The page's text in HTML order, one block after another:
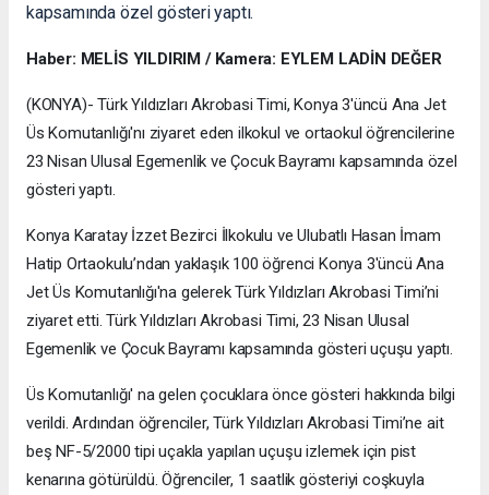
kapsamında özel gösteri yaptı.
Haber: MELİS YILDIRIM / Kamera: EYLEM LADİN DEĞER
(KONYA)- Türk Yıldızları Akrobasi Timi, Konya 3'üncü Ana Jet
Üs Komutanlığı'nı ziyaret eden ilkokul ve ortaokul öğrencilerine
23 Nisan Ulusal Egemenlik ve Çocuk Bayramı kapsamında özel
gösteri yaptı.
Konya Karatay İzzet Bezirci İlkokulu ve Ulubatlı Hasan İmam
Hatip Ortaokulu’ndan yaklaşık 100 öğrenci Konya 3'üncü Ana
Jet Üs Komutanlığı'na gelerek Türk Yıldızları Akrobasi Timi’ni
ziyaret etti. Türk Yıldızları Akrobasi Timi, 23 Nisan Ulusal
Egemenlik ve Çocuk Bayramı kapsamında gösteri uçuşu yaptı.
Üs Komutanlığı' na gelen çocuklara önce gösteri hakkında bilgi
verildi. Ardından öğrenciler, Türk Yıldızları Akrobasi Timi’ne ait
beş NF-5/2000 tipi uçakla yapılan uçuşu izlemek için pist
kenarına götürüldü. Öğrenciler, 1 saatlik gösteriyi coşkuyla